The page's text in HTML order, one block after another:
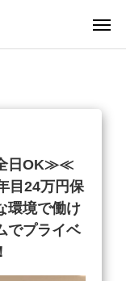
日OK≫≪
目24万円保
環境で働け
でプライベ